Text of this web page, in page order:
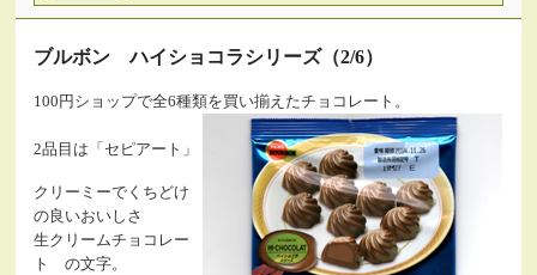
ブルボン ハイショコラシリーズ（2/6）
100円ショップで全6種類を買い揃えたチョコレート。
2品目は「セピアート」
クリーミーでくちどけ
の良いおいしさ
生クリームチョコレー
ト の文字。